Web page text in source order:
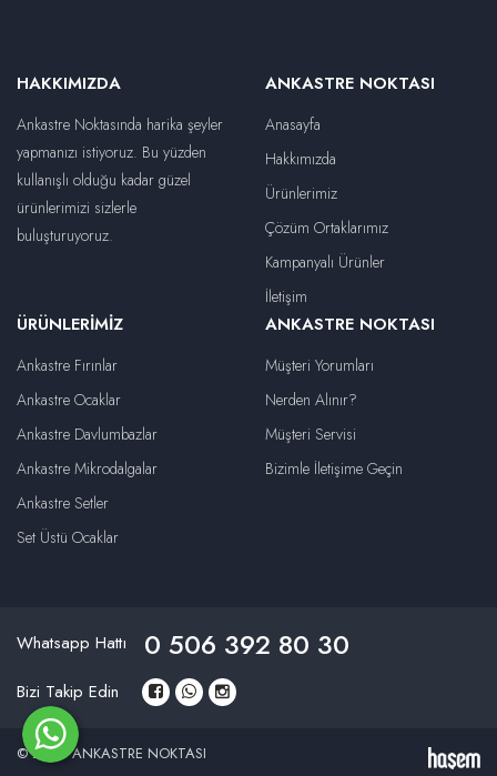
HAKKIMIZDA
Ankastre Noktasında harika şeyler
yapmanızı istiyoruz. Bu yüzden
kullanışlı olduğu kadar güzel
ürünlerimizi sizlerle
buluşturuyoruz.
ANKASTRE NOKTASI
Anasayfa
Hakkımızda
Ürünlerimiz
Çözüm Ortaklarımız
Kampanyalı Ürünler
İletişim
ÜRÜNLERIMIZ
Ankastre Fırınlar
Ankastre Ocaklar
Ankastre Davlumbazlar
Ankastre Mikrodalgalar
Ankastre Setler
Set Üstü Ocaklar
ANKASTRE NOKTASI
Müşteri Yorumları
Nerden Alınır?
Müşteri Servisi
Bizimle İletişime Geçin
Whatsapp Hattı 0 506 392 80 30
Bizi Takip Edin
© 2026 ANKASTRE NOKTASI